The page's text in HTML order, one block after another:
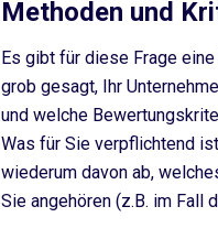
Methoden und
Es gibt für diese Frage eine
grob gesagt, Ihr
und welche
Was für Sie verpflichtend
wiederum davon ab,
Sie angehören (z.B. im Fall